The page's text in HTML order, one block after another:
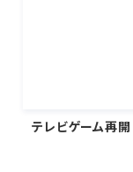
テレビゲーム再開